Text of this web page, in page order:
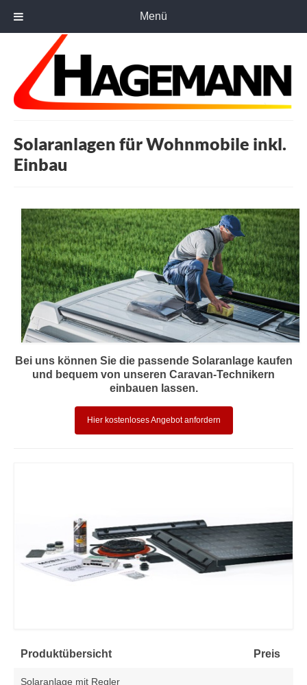
Solaranlagen für Wohnmobile inkl.
Einbau
Bei uns können Sie die passende Solaranlage kaufen
und bequem von unseren Caravan-Technikern
einbauen lassen.
Hier kostenloses Angebot anfordern
Produktübersicht Preis
Solaranlage mit Regler
Menü